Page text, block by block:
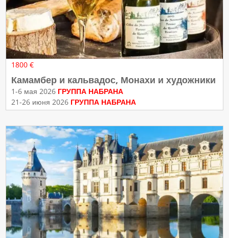
1800 €
Камамбер и кальвадос, Монахи и художники
1-6 мая 2026 ГРУППА НАБРАНА
21-26 июня 2026 ГРУППА НАБРАНА